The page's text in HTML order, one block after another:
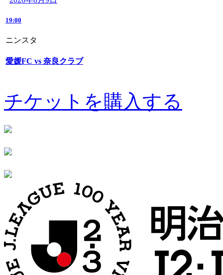
19:00
ニンスタ
愛媛FC vs 奈良クラブ
チケットを購入する